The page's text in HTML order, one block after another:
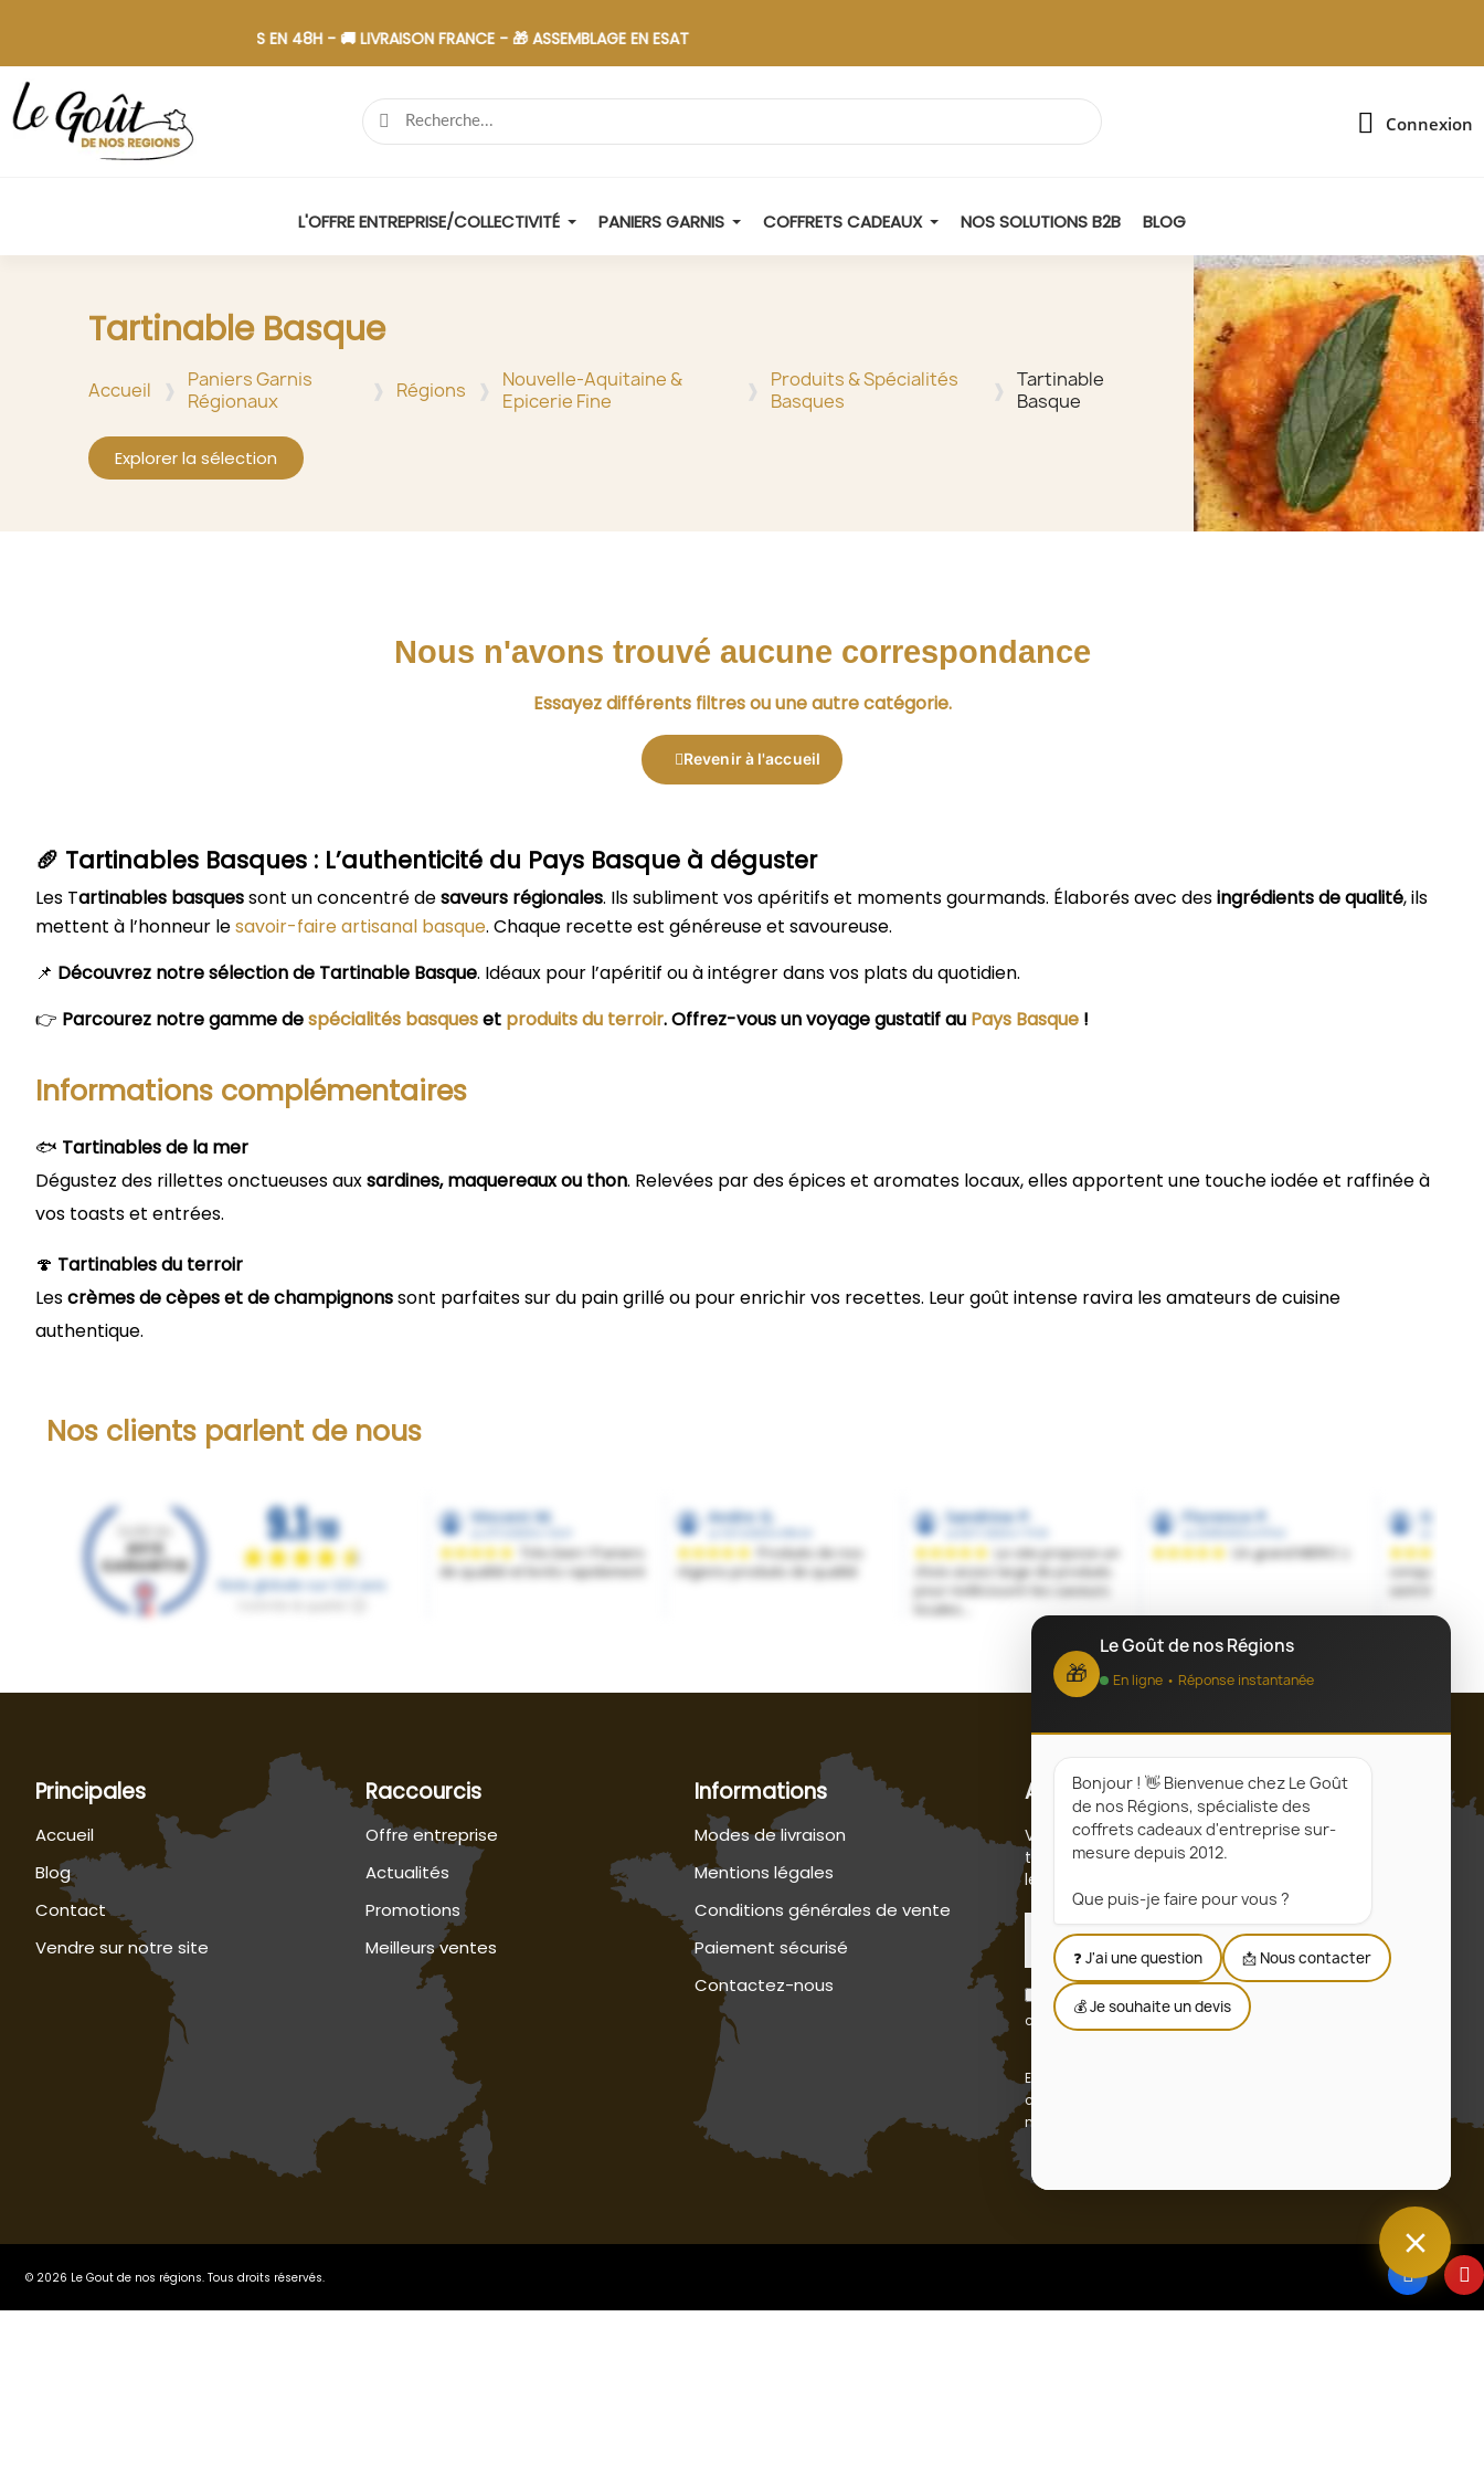
PAIEMENT SÉCURISÉ - 📋 DEVIS EN 48H - 🚚 LIVRAISON FRANCE - 🎁 ASSEMBLAGE EN ESAT
Connexion
L'OFFRE ENTREPRISE/COLLECTIVITÉ PANIERS GARNIS COFFRETS CADEAUX NOS SOLUTIONS B2B BLOG
Tartinable Basque
Accueil
Paniers Garnis
Régionaux
Régions
Nouvelle-Aquitaine &
Epicerie Fine
Produits & Spécialités
Basques
Tartinable
Basque
Explorer la sélection
Nous n'avons trouvé aucune correspondance
Essayez différents filtres ou une autre catégorie.
Revenir à l'accueil
🥖 Tartinables Basques : L’authenticité du Pays Basque à déguster
Les Tartinables basquessont un concentré desaveurs régionales. Ils subliment vos apéritifs et moments gourmands. Élaborés avec desingrédients de qualité, ils
mettent à l’honneur lesavoir-faire artisanal basque. Chaque recette est généreuse et savoureuse.
📌 Découvrez notre sélection de Tartinable Basque. Idéaux pour l’apéritif ou à intégrer dans vos plats du quotidien.
👉 Parcourez notre gamme despécialités basqueset produits du terroir. Offrez-vous un voyage gustatif au Pays Basque !
Informations complémentaires
🐟 Tartinables de la mer
Dégustez des rillettes onctueuses auxsardines, maquereaux ou thon. Relevées par des épices et aromates locaux, elles apportent une touche iodée et raffinée à
vos toasts et entrées.
🍄 Tartinables du terroir
Lescrèmes de cèpes et de champignonssont parfaites sur du pain grillé ou pour enrichir vos recettes. Leur goût intense ravira les amateurs de cuisine
authentique.
Nos clients parlent de nous
Principales
Accueil
Blog
Contact
Vendre sur notre site
Raccourcis
Offre entreprise
Actualités
Promotions
Meilleurs ventes
Informations
Modes de livraison
Mentions légales
Conditions générales de vente
Paiement sécurisé
Contactez-nous
Abonnez-vous
Vous pouvez vous désinscrire à tout moment. Vous
trouverez pour cela nos informations de contact dans
les conditions d'utilisation du site.
S’abonner
J'accepte les conditions générales et la politique de
confidentialité
En vous abonnant, vous acceptez notre politique de
confidentialité et consentez à recevoir des mises à jour de
notre entreprise.
🎁
Le Goût de nos Régions
En ligne • Réponse instantanée
Bonjour ! 👋 Bienvenue chez Le Goût
de nos Régions, spécialiste des
coffrets cadeaux d'entreprise sur-
mesure depuis 2012.
Que puis-je faire pour vous ?
❓ J'ai une question 📩 Nous contacter
💰 Je souhaite un devis
© 2026 Le Gout de nos régions. Tous droits réservés.